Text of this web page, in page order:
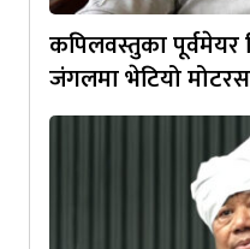
कपिलवस्तुका पूर्वमेयर
जंगलमा भेटियो